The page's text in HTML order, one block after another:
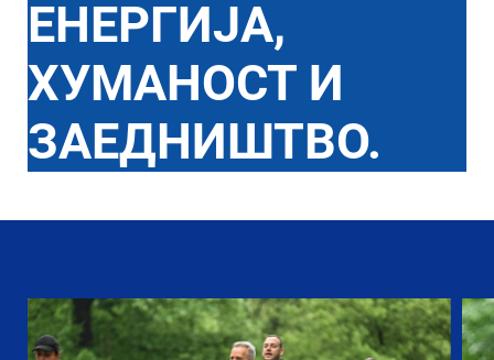
ЕНЕРГИЈА,
ХУМАНОСТ И
ЗАЕДНИШТВО.